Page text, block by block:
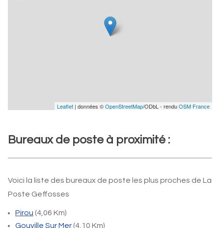
Leaflet | données ©OpenStreetMap/ODbL - renduOSM France
Bureaux de poste à proximité :
Voici la liste des bureaux de poste les plus proches de La
Poste Geffosses
Pirou (4,06 Km)
Gouville Sur Mer(4,10 Km)